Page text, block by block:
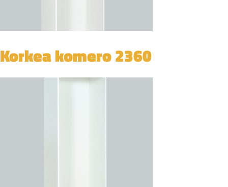
Korkea komero 2360